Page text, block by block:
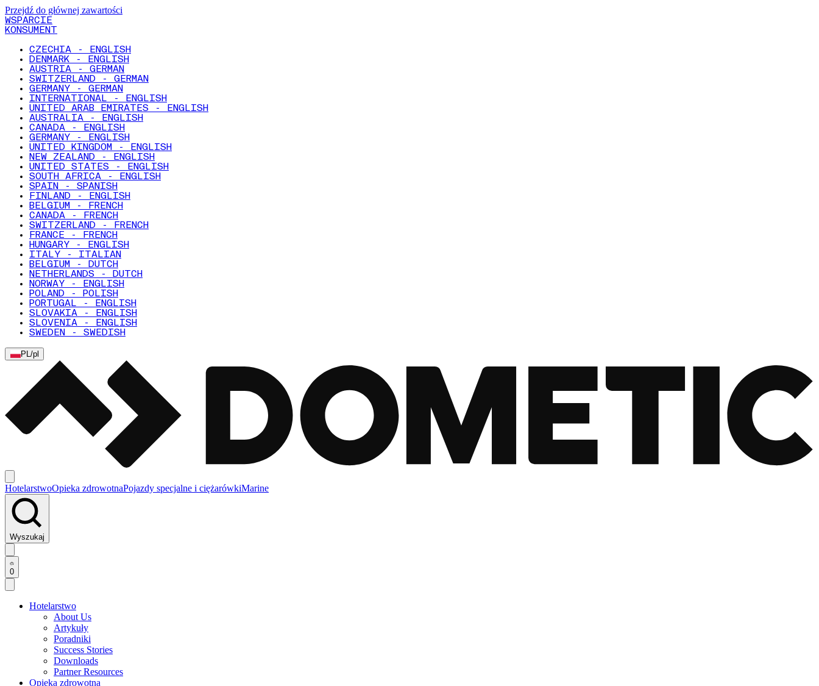
Przejdź do głównej zawartości
WSPARCIE
KONSUMENT
CZECHIA - ENGLISH
DENMARK - ENGLISH
AUSTRIA - GERMAN
SWITZERLAND - GERMAN
GERMANY - GERMAN
INTERNATIONAL - ENGLISH
UNITED ARAB EMIRATES - ENGLISH
AUSTRALIA - ENGLISH
CANADA - ENGLISH
GERMANY - ENGLISH
UNITED KINGDOM - ENGLISH
NEW ZEALAND - ENGLISH
UNITED STATES - ENGLISH
SOUTH AFRICA - ENGLISH
SPAIN - SPANISH
FINLAND - ENGLISH
BELGIUM - FRENCH
CANADA - FRENCH
SWITZERLAND - FRENCH
FRANCE - FRENCH
HUNGARY - ENGLISH
ITALY - ITALIAN
BELGIUM - DUTCH
NETHERLANDS - DUTCH
NORWAY - ENGLISH
POLAND - POLISH
PORTUGAL - ENGLISH
SLOVAKIA - ENGLISH
SLOVENIA - ENGLISH
SWEDEN - SWEDISH
PL/pl
HotelarstwoOpieka zdrowotnaPojazdy specjalne i ciężarówkiMarine
Wyszukaj
0
Hotelarstwo
About Us
Artykuły
Poradniki
Success Stories
Downloads
Partner Resources
Opieka zdrowotna